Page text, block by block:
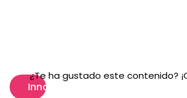
Innovación
¿Te ha gustado este contenido?